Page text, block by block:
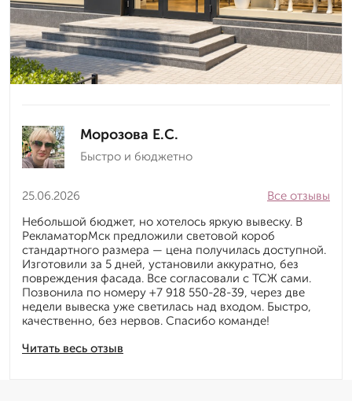
Морозова Е.С.
Быстро и бюджетно
25.06.2026
Читать весь отзыв
Все отзывы
Небольшой бюджет, но хотелось яркую вывеску. В
РекламаторМск предложили световой короб
стандартного размера — цена получилась доступной.
Изготовили за 5 дней, установили аккуратно, без
повреждения фасада. Все согласовали с ТСЖ сами.
Позвонила по номеру +7 918 550-28-39, через две
недели вывеска уже светилась над входом. Быстро,
качественно, без нервов. Спасибо команде!